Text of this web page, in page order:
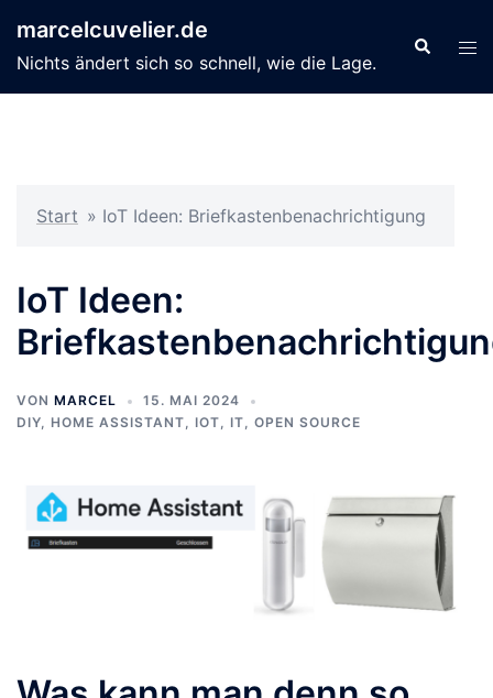
Inhalt
springen
marcelcuvelier.de
Nichts ändert sich so schnell, wie die Lage.
Suche
Start » IoT Ideen: Briefkastenbenachrichtigung
IoT Ideen:
VON MARCEL
15. MAI 2024
DIY, HOME ASSISTANT, IOT, IT, OPEN SOURCE